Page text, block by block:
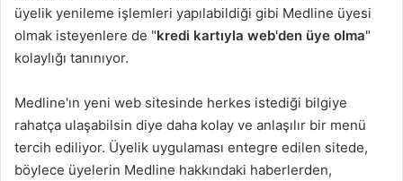
üyelik yenileme işlemleri yapılabildiği gibi Medline üyesi
olmak isteyenlere de "kredi kartıyla web'den üye olma"
kolaylığı tanınıyor.
Medline'ın yeni web sitesinde herkes istediği bilgiye
rahatça ulaşabilsin diye daha kolay ve anlaşılır bir menü
tercih ediliyor. Üyelik uygulaması entegre edilen sitede,
böylece üyelerin Medline hakkındaki haberlerden,